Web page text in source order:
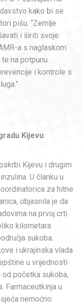
kako bi se
pišu: “Zemlje
i širiti svoje
a s naglaskom
na potpunu
i kontrole s
Kijevu
Kijevu i drugim
U članku u
za hitne
objasnila je da
na prvoj crti
kilometara
sukoba.
i ukrajinska vlada
u vrijednosti
od početka sukoba,
Farmaceutkinja u
nemoćno: